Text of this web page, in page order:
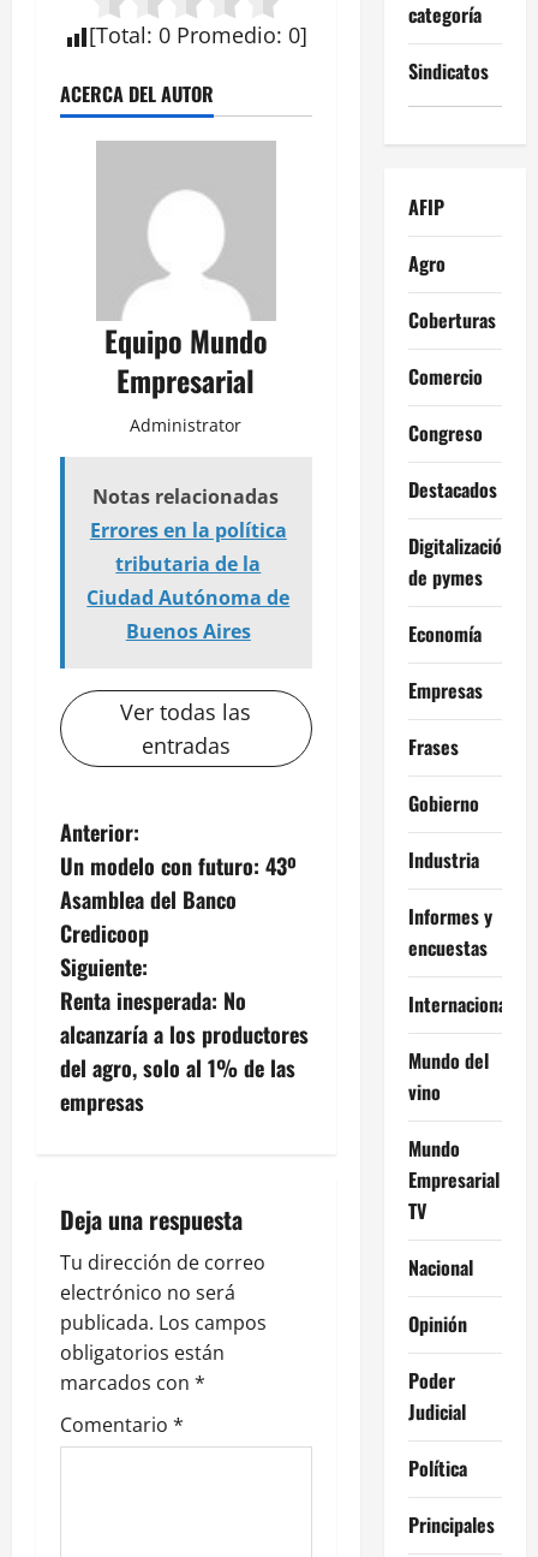
[Total: 0 Promedio: 0]
ACERCA DEL AUTOR
Equipo Mundo
Empresarial
Administrator
Notas relacionadas
Errores en la política
tributaria de la
Ciudad Autónoma de
Buenos Aires
Ver todas las
entradas
N
a
v
e
g
a
ó
n
d
e
e
Anterior:
Un modelo con futuro: 43º
Asamblea del Banco
Credicoop
Siguiente:
Renta inesperada: No
alcanzaría a los productores
del agro, solo al 1% de las
empresas
Deja una respuesta
Tu dirección de correo
electrónico no será
publicada. Los campos
obligatorios están
marcados con *
Comentario *
categoría
Sindicatos
AFIP
Agro
Coberturas
Comercio
Congreso
Destacados
Digitalización
de pymes
Economía
Empresas
Frases
Gobierno
Industria
Informes y
encuestas
Internacional
Mundo del
vino
Mundo
Empresarial
TV
Nacional
Opinión
Poder
Judicial
Política
Principales